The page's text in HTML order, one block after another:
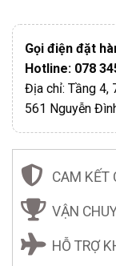
Gọi điện đặt
Hotline: 078
Địa chỉ: Tầng 4,
561 Nguyễn
CAM KẾT
VẬN
HỖ TRỢ